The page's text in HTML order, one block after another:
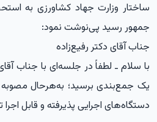
ساختار وزارت جهاد کشاورزی به
جمهور رسید پی‌نوشت نمود:
جناب آقای دکتر رفیع‌زاده
با سلام ـ لطفاً در جلسه‌ای با جناب
یک جمع‌بندی برسید؛ به‌هرحال مصوبه
دستگاه‌های اجرایی پذیرفته و قابل